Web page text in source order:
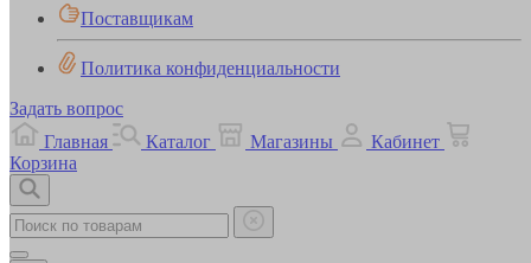
Поставщикам
Политика конфиденциальности
Задать вопрос
Главная
Каталог Магазины
Кабинет
Корзина